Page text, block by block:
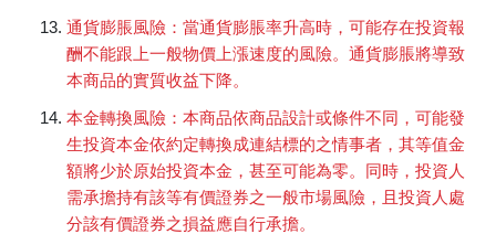
通貨膨脹風險：當通貨膨脹率升高時，可能存在投資報
酬不能跟上一般物價上漲速度的風險。通貨膨脹將導致
本商品的實質收益下降。
本金轉換風險：本商品依商品設計或條件不同，可能發
生投資本金依約定轉換成連結標的之情事者，其等值金
額將少於原始投資本金，甚至可能為零。同時，投資人
需承擔持有該等有價證券之一般市場風險，且投資人處
分該有價證券之損益應自行承擔。